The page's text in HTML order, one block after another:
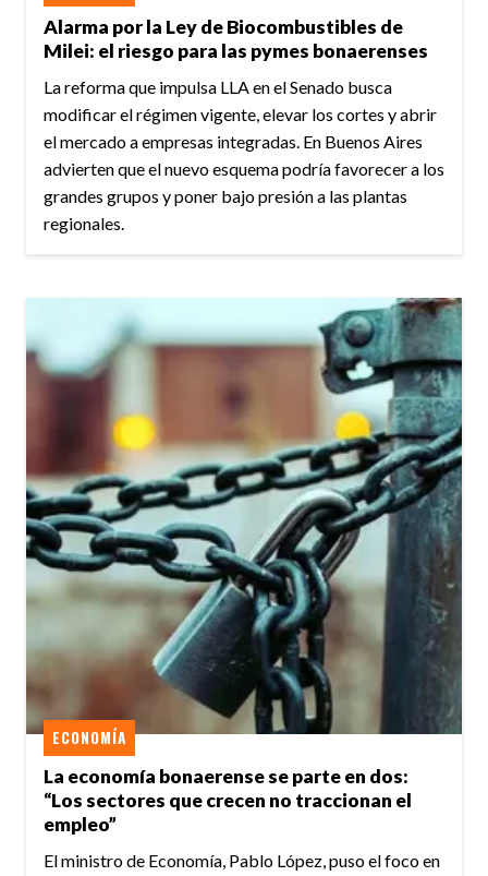
Alarma por la Ley de Biocombustibles de
Milei: el riesgo para las pymes bonaerenses
La reforma que impulsa LLA en el Senado busca
modificar el régimen vigente, elevar los cortes y abrir
el mercado a empresas integradas. En Buenos Aires
advierten que el nuevo esquema podría favorecer a los
grandes grupos y poner bajo presión a las plantas
regionales.
La economía bonaerense se parte en dos:
“Los sectores que crecen no traccionan el
empleo”
ECONOMÍA
El ministro de Economía, Pablo López, puso el foco en